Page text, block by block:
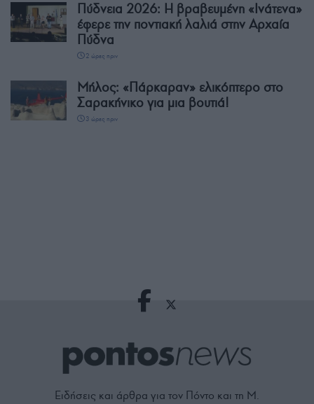
Πύδνεια 2026: Η βραβευμένη «Ινάτενα»
έφερε την ποντιακή λαλιά στην Αρχαία
Πύδνα
2 ώρες πριν
Μήλος: «Πάρκαραν» ελικόπτερο στο
Σαρακήνικο για μια βουτιά!
3 ώρες πριν
Ειδήσεις και άρθρα για τον Πόντο και τη Μ.